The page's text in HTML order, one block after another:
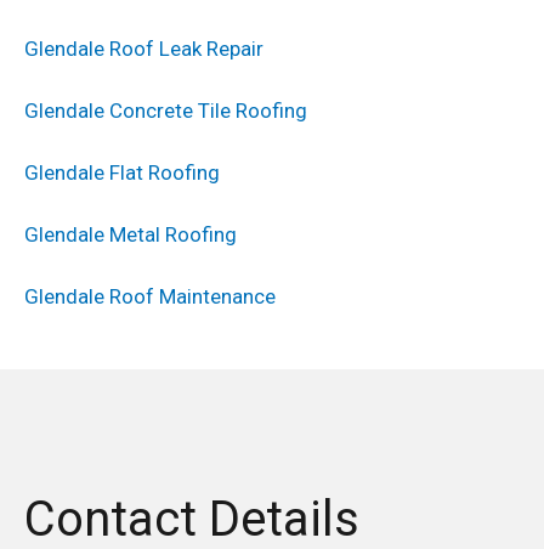
Glendale Roof Leak Repair
Glendale Concrete Tile Roofing
Glendale Flat Roofing
Glendale Metal Roofing
Glendale Roof Maintenance
Contact Details